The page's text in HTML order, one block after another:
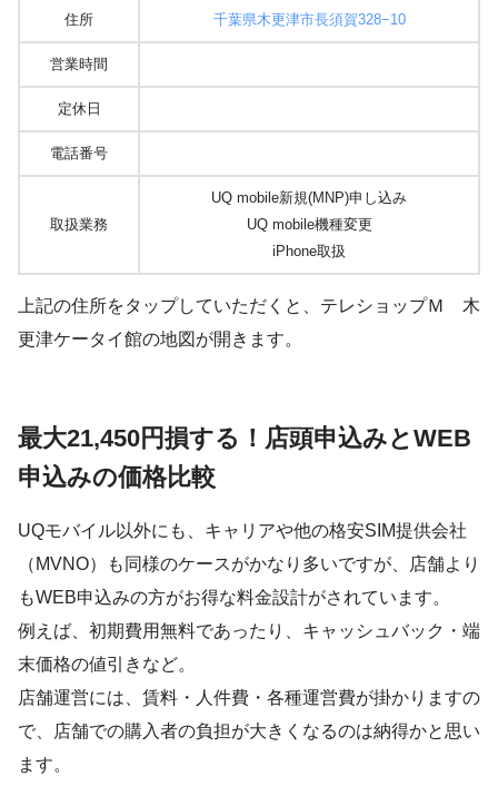
住所 千葉県木更津市長須賀328−10
営業時間
定休日
電話番号
取扱業務
UQ mobile新規(MNP)申し込み
UQ mobile機種変更
iPhone取扱
上記の住所をタップしていただくと、テレショップＭ 木
更津ケータイ館の地図が開きます。
最大21,450円損する！店頭申込みとWEB
申込みの価格比較
UQモバイル以外にも、キャリアや他の格安SIM提供会社
（MVNO）も同様のケースがかなり多いですが、店舗より
もWEB申込みの方がお得な料金設計がされています。
例えば、初期費用無料であったり、キャッシュバック・端
末価格の値引きなど。
店舗運営には、賃料・人件費・各種運営費が掛かりますの
で、店舗での購入者の負担が大きくなるのは納得かと思い
ます。